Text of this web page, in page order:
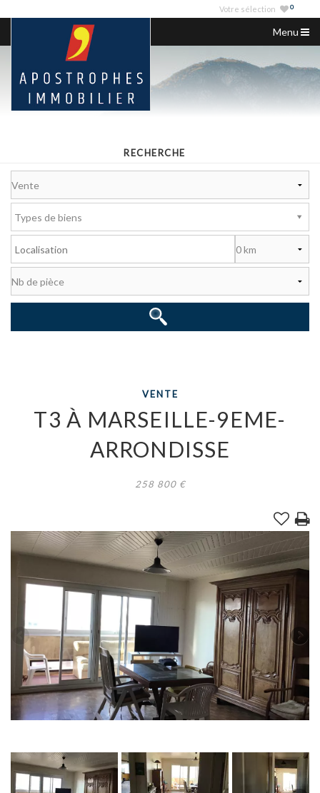
Votre sélection 0
Menu
NOS ANNONCES
NOUS CONTACTER
RECHERCHE
Types de biens
VENTE
T3 À MARSEILLE-9EME-
ARRONDISSE
258 800 €